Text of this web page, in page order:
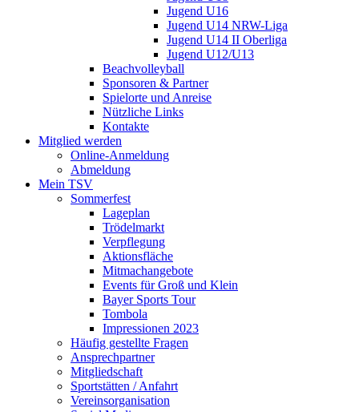
Jugend U16
Jugend U14 NRW-Liga
Jugend U14 II Oberliga
Jugend U12/U13
Beachvolleyball
Sponsoren & Partner
Spielorte und Anreise
Nützliche Links
Kontakte
Mitglied werden
Online-Anmeldung
Abmeldung
Mein TSV
Sommerfest
Lageplan
Trödelmarkt
Verpflegung
Aktionsfläche
Mitmachangebote
Events für Groß und Klein
Bayer Sports Tour
Tombola
Impressionen 2023
Häufig gestellte Fragen
Ansprechpartner
Mitgliedschaft
Sportstätten / Anfahrt
Vereinsorganisation